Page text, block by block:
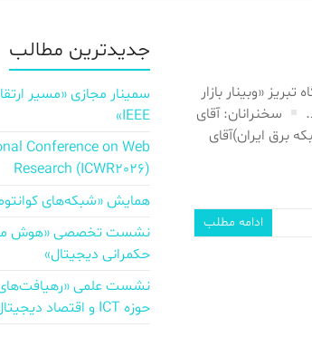
«وبینار بازار
سخنرانان: آقای
برق ایران)آقای
ادامه مطلب
جدیدترین مطالب
IEEE»
Conference on Web
Research (ICWR2026)
همایش «شبکه‌های
نشست تخصصی «هوش
حکمرانی دیجیتال»
نشست علمی «رهیافت‌های
حوزه ICT و اقتصاد دیجیتال»